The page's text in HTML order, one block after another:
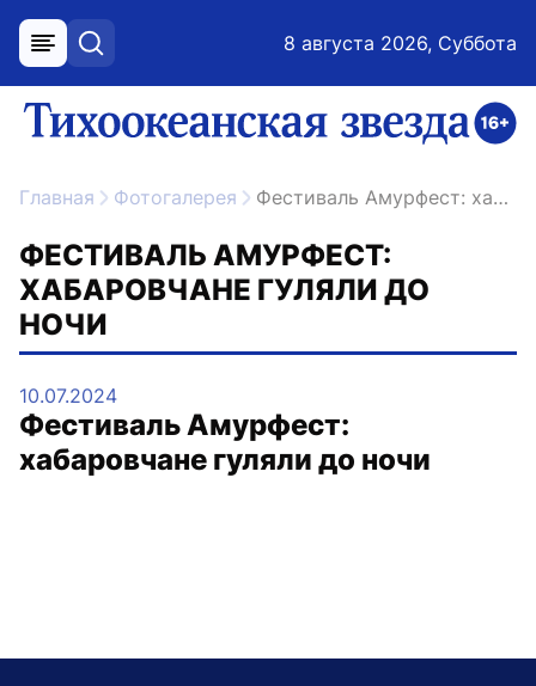
меню поиск 8 августа 2026, Суббота
ссылка на главную
Главная Фотогалерея Фестиваль Амурфест: хабаровчане гуляли до ночи
ФЕСТИВАЛЬ АМУРФЕСТ:
ХАБАРОВЧАНЕ ГУЛЯЛИ ДО
НОЧИ
10.07.2024
Фестиваль Амурфест:
хабаровчане гуляли до ночи